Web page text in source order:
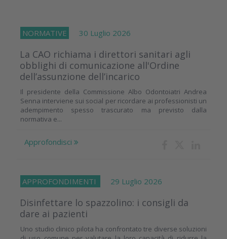
NORMATIVE 30 Luglio 2026
La CAO richiama i direttori sanitari agli
obblighi di comunicazione all'Ordine
dell’assunzione dell’incarico
Il presidente della Commissione Albo Odontoiatri Andrea
Senna interviene sui social per ricordare ai professionisti un
adempimento spesso trascurato ma previsto dalla
normativa e...
Approfondisci
APPROFONDIMENTI 29 Luglio 2026
Disinfettare lo spazzolino: i consigli da
dare ai pazienti
Uno studio clinico pilota ha confrontato tre diverse soluzioni